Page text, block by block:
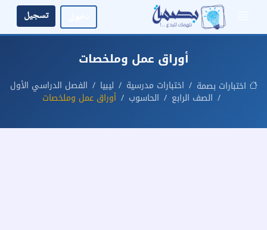
تسجيل
أوراق عمل وملخصات
اختبارات بصمة اختبارات مدرسية ليبيا
الفصل الدراسي الأول
الصف الرابع
الحاسوب أوراق عمل وملخصات